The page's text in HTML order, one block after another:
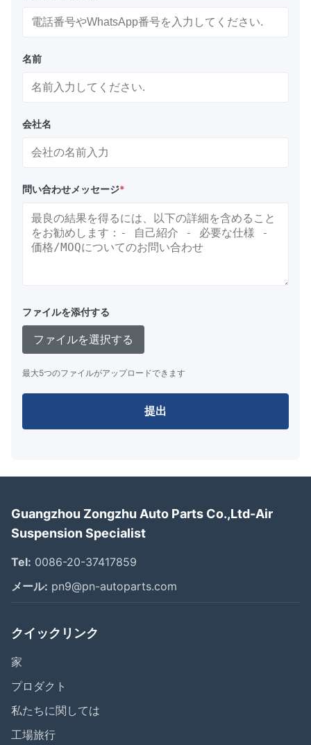
名前
会社名
問い合わせメッセージ*
ファイルを添付する
ファイルを選択する
最大5つのファイルがアップロードできます
提出
Guangzhou Zongzhu Auto Parts Co.,Ltd-Air
Suspension Specialist
Tel: 0086-20-37417859
メール: pn9@pn-autoparts.com
クイックリンク
家
プロダクト
私たちに関しては
工場旅行